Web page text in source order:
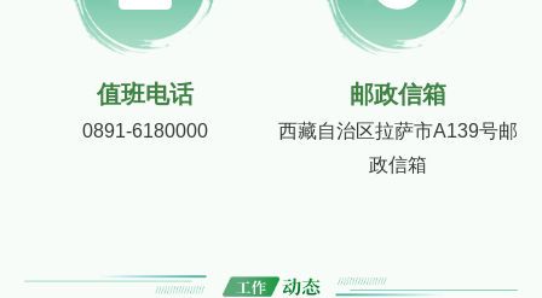
值班电话
0891-6180000
邮政信箱
西藏自治区拉萨市A139号邮
政信箱